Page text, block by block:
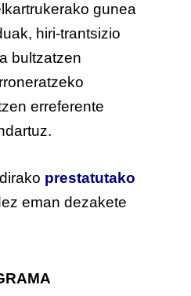
gunea
hiri-trantsizio
bultzatzen
erreferente
prestatutako
eman dezakete